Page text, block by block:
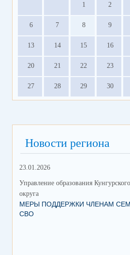
1 2
6 7 8 9
13 14 15 16
20 21 22 23
27 28 29 30
Новости региона
23.01.2026
Управление образования
округа
МЕРЫ ПОДДЕРЖКИ ЧЛЕНАМ
СВО